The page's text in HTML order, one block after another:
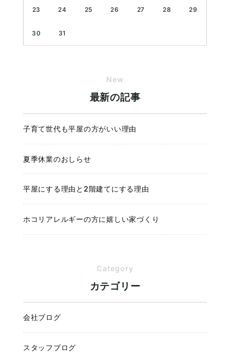
23 24 25 26 27 28 29
30 31
New
最新の記事
子育て世代も平屋の方がいい理由
夏季休業のおしらせ
平屋にする理由と2階建てにする理由
ホコリアレルギーの方に嬉しい家づくり
Category
カテゴリー
会社ブログ
スタッフブログ